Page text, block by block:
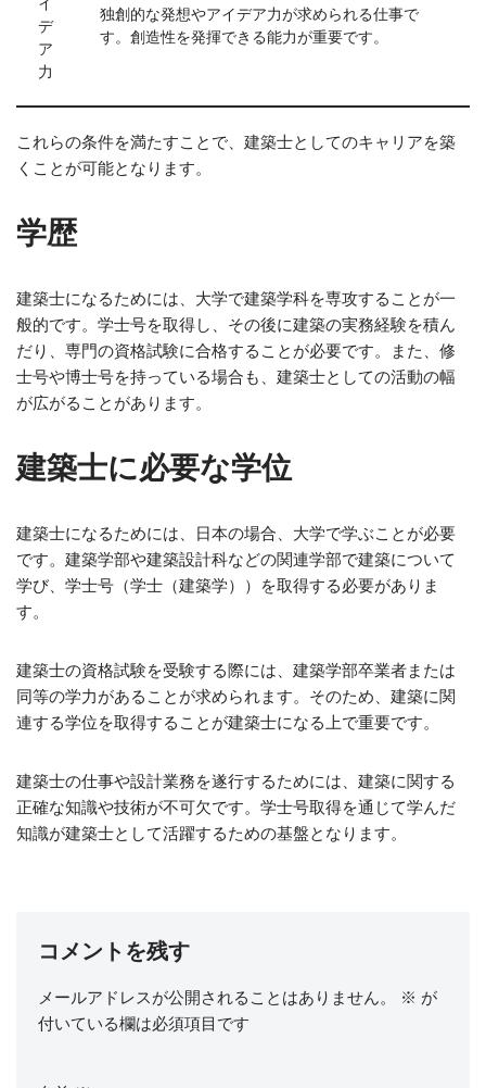
イ
デ
ア
力
独創的な発想やアイデア力が求められる仕事で
す。創造性を発揮できる能力が重要です。
これらの条件を満たすことで、建築士としてのキャリアを築
くことが可能となります。
学歴
建築士になるためには、大学で建築学科を専攻することが一
般的です。学士号を取得し、その後に建築の実務経験を積ん
だり、専門の資格試験に合格することが必要です。また、修
士号や博士号を持っている場合も、建築士としての活動の幅
が広がることがあります。
建築士に必要な学位
建築士になるためには、日本の場合、大学で学ぶことが必要
です。建築学部や建築設計科などの関連学部で建築について
学び、学士号（学士（建築学））を取得する必要がありま
す。
建築士の資格試験を受験する際には、建築学部卒業者または
同等の学力があることが求められます。そのため、建築に関
連する学位を取得することが建築士になる上で重要です。
建築士の仕事や設計業務を遂行するためには、建築に関する
正確な知識や技術が不可欠です。学士号取得を通じて学んだ
知識が建築士として活躍するための基盤となります。
コメントを残す
メールアドレスが公開されることはありません。 ※ が
付いている欄は必須項目です